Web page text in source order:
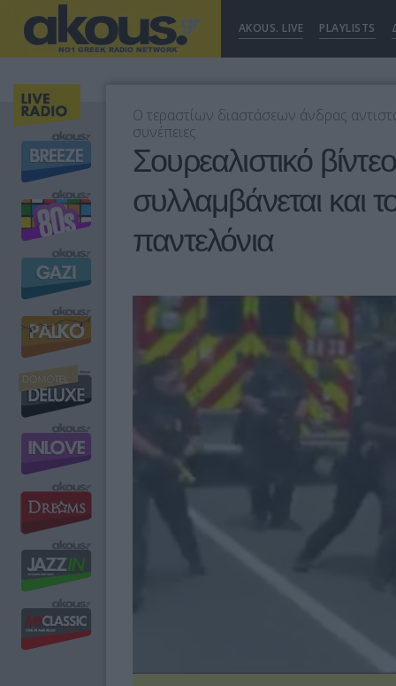
AKOUS. LIVE PLAYLISTS
O τεραστίων διαστάσεων άνδρας
συνέπειες
Σουρεαλιστικό
συλλαμβάνεται και
παντελόνια